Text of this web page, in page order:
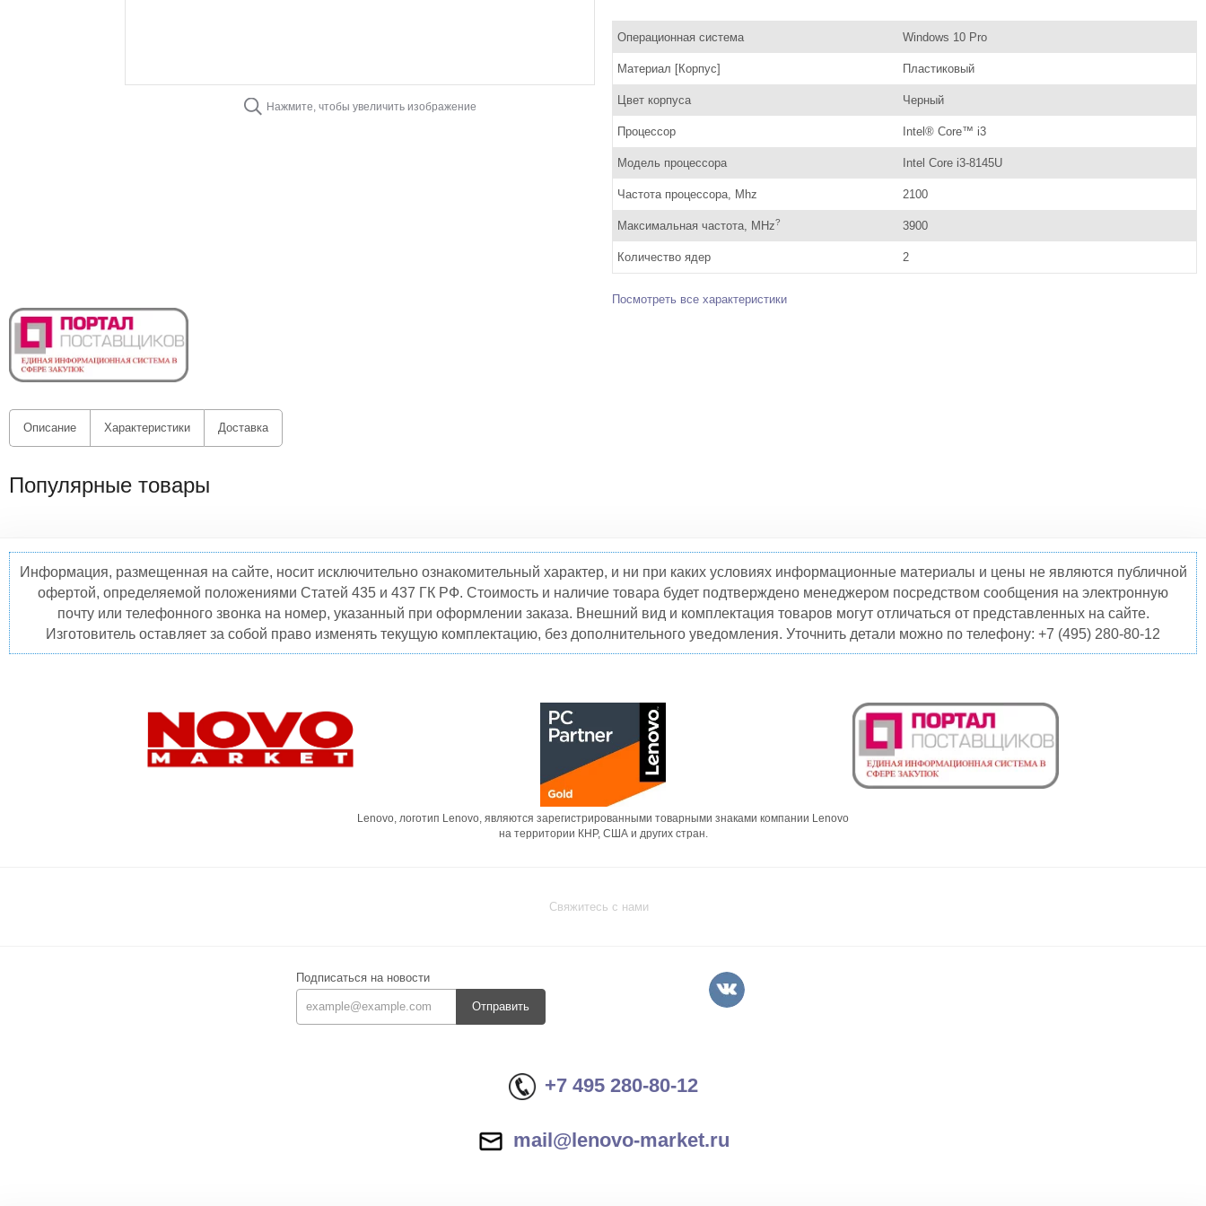
Нажмите, чтобы увеличить изображение
Операционная система Windows 10 Pro
Материал [Корпус] Пластиковый
Цвет корпуса Черный
Процессор Intel® Core™ i3
Модель процессора Intel Core i3-8145U
Частота процессора, Mhz 2100
Максимальная частота, MHz? 3900
Количество ядер 2
Посмотреть все характеристики
Описание Характеристики Доставка
Популярные товары
Информация, размещенная на сайте, носит исключительно ознакомительный характер, и ни при каких условиях информационные материалы и цены не являются публичной
офертой, определяемой положениями Статей 435 и 437 ГК РФ. Стоимость и наличие товара будет подтверждено менеджером посредством сообщения на электронную
почту или телефонного звонка на номер, указанный при оформлении заказа. Внешний вид и комплектация товаров могут отличаться от представленных на сайте.
Изготовитель оставляет за собой право изменять текущую комплектацию, без дополнительного уведомления. Уточнить детали можно по телефону: +7 (495) 280-80-12
Lenovo, логотип Lenovo, являются зарегистрированными товарными знаками компании Lenovo
на территории КНР, США и других стран.
Свяжитесь с нами
Подписаться на новости
Отправить
+7 495 280-80-12
mail@lenovo-market.ru